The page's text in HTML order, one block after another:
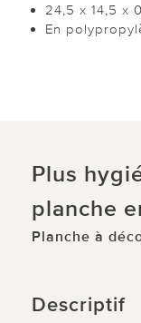
24,5 x 14,5 x
En
Plus
planche
Planche à
Descriptif